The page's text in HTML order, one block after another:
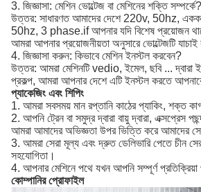
3. জিজ্ঞাসা: মেশিন ভোল্টেজ বা মেশিনের শক্তি সম্পর্কে?
উত্তর: সাধারণত আমাদের দেশে 220v, 50hz,
50hz, 3 phase.if আপনার যদি বিশেষ প্রয়োজন
আমরা আপনার প্রয়োজনীয়তা অনুসারে ভোল্টেজটি
4. জিজ্ঞাসা করুন: কিভাবে মেশিন ইনস্টল করবেন?
উত্তর: আমরা মেশিনটি vedio, ইমেল, ছবি ... দ্বারা
প্রকল্প, আমরা আপনার দেশে এটি ইনস্টল করতে
প্যাকেজিং এবং শিপিং
1. আমরা সবসময় মান রপ্তানি কাঠের প্যাকিং, শক্ত
2. আপনি ট্রেন বা সমুদ্র দ্বারা বায়ু দ্বারা, এক্সপ্রেস
আমরা আমাদের অভিজ্ঞতা উপর ভিত্তি করে আমাদের
3. আমরা সেরা মূল্য এবং দ্রুত ডেলিভারি পেতে চীন
সহযোগিতা।
4. আপনার মেশিনে পথে যখন আপনি সম্পূর্ণ প্রতিক্রিয়া
কোম্পানির প্রোফাইল